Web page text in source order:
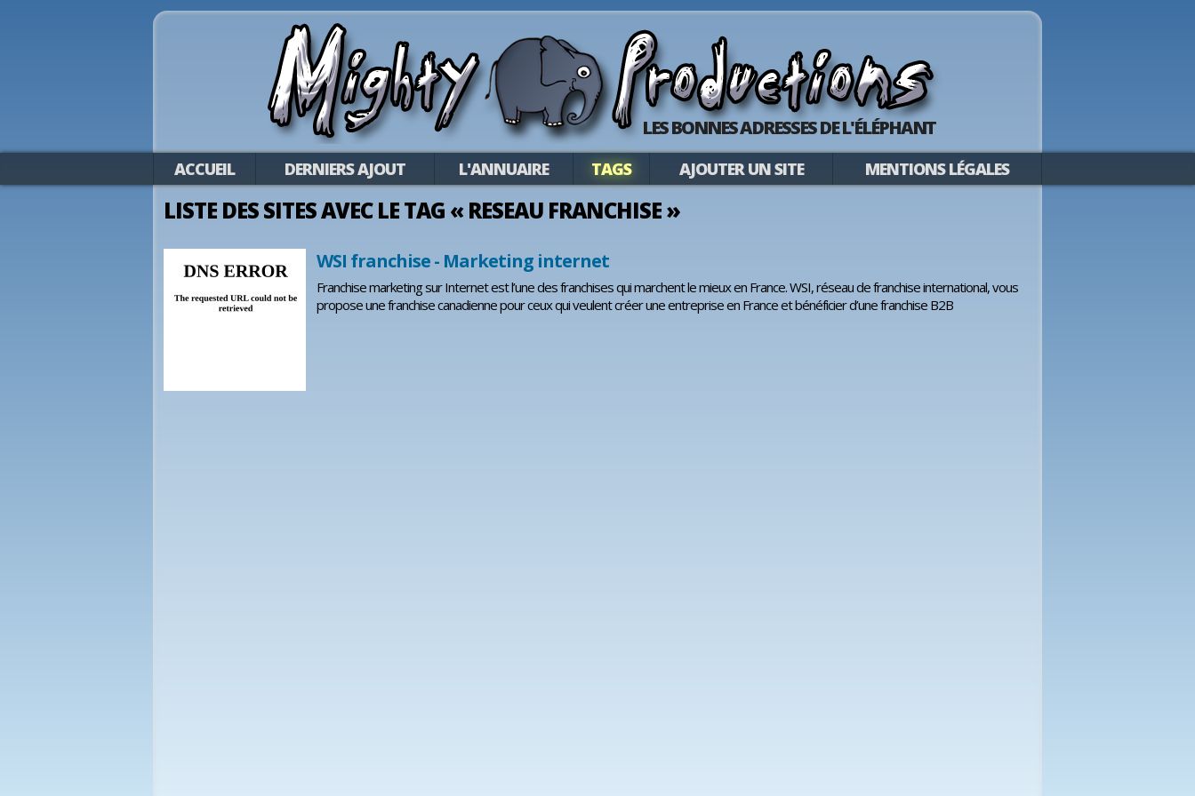
LES BONNES ADRESSES DE L'ÉLÉPHANT
ACCUEIL DERNIERS AJOUT L'ANNUAIRE TAGS AJOUTER UN SITE MENTIONS LÉGALES
LISTE DES SITES AVEC LE TAG « RESEAU FRANCHISE »
WSI franchise - Marketing internet
Franchise marketing sur Internet est l’une des franchises qui marchent le mieux en France. WSI, réseau de franchise international, vous
propose une franchise canadienne pour ceux qui veulent créer une entreprise en France et bénéficier d’une franchise B2B